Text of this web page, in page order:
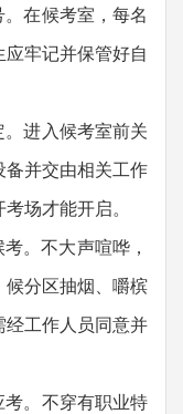
在候考室，每名
牢记并保管好自
进入候考室前关
备并交由相关工作
场才能开启。
。不大声喧哗，
分区抽烟、嚼槟
工作人员同意并
。不穿有职业特